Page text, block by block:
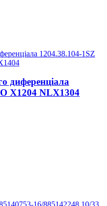
диференціала
X1204 NLX1304